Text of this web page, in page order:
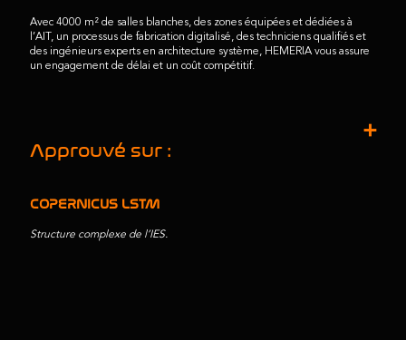
Avec 4000 m² de salles blanches, des zones équipées et dédiées à
l’AIT, un processus de fabrication digitalisé, des techniciens qualifiés et
des ingénieurs experts en architecture système, HEMERIA vous assure
un engagement de délai et un coût compétitif.
Approuvé sur :
COPERNICUS LSTM
Structure complexe de l’IES.